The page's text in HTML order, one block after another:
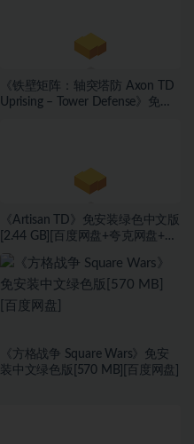
《铁壁矩阵：轴突塔防 Axon TD
Uprising – Tower Defense》免安
《Artisan TD》免安装绿色中文版
[2.44 GB][百度网盘+夸克网盘+迅
《方格战争 ⁤Square Wars》免安
装中文绿色版[570 MB][百度网盘]